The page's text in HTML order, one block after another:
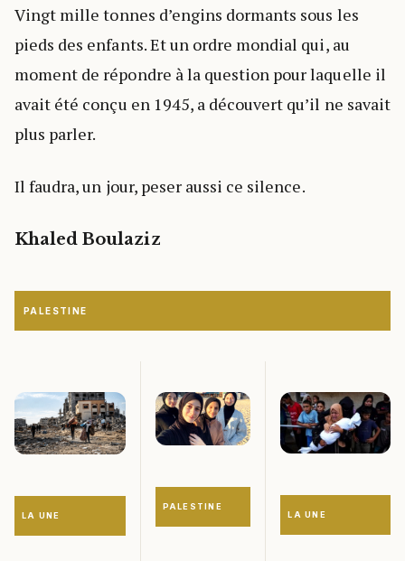
Vingt mille tonnes d’engins dormants sous les
pieds des enfants. Et un ordre mondial qui, au
moment de répondre à la question pour laquelle il
avait été conçu en 1945, a découvert qu’il ne savait
plus parler.
Il faudra, un jour, peser aussi ce silence.
Khaled Boulaziz
PALESTINE
LA UNE
PALESTINE
LA UNE